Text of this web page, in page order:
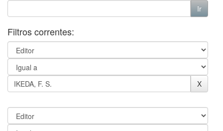
Filtros correntes: